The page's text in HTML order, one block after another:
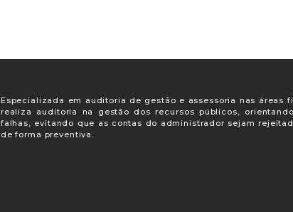
Especializada em auditoria de gestão e assessoria nas áreas
realiza auditoria na gestão dos recursos públicos,
falhas, evitando que as contas do administrador sejam
de forma preventiva.